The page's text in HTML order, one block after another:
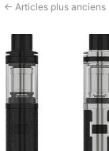
← Articles plus anciens